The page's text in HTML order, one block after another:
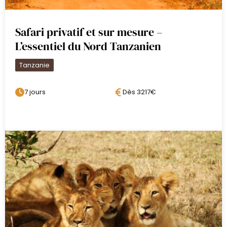
Le plus ancien et le plus populaire des parcs
Petits et grands. L’un des plus beaux endroits
que l’on puisse imaginer pour un safari en
Tanzanie, sa faune y est incroyablement
riche et ses paysages très variés. Le parc
à juin : un spectacle unique au monde !!
Dîner et nuit au Mawe Camp
Jour 8 : Nouvelle journée de safari
dans le Serengeti
Petit-déjeuner.
Journée complète de safari dans le parc du
Safari privatif et sur mesure –
L’essentiel du Nord Tanzanien
Tanzanie
7 jours Dès 3217€